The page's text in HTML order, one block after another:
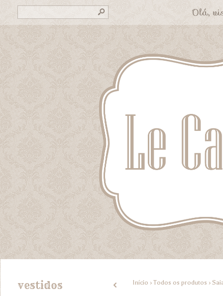
s Olá,
vestidos 2 Início › Todos os produtos ›